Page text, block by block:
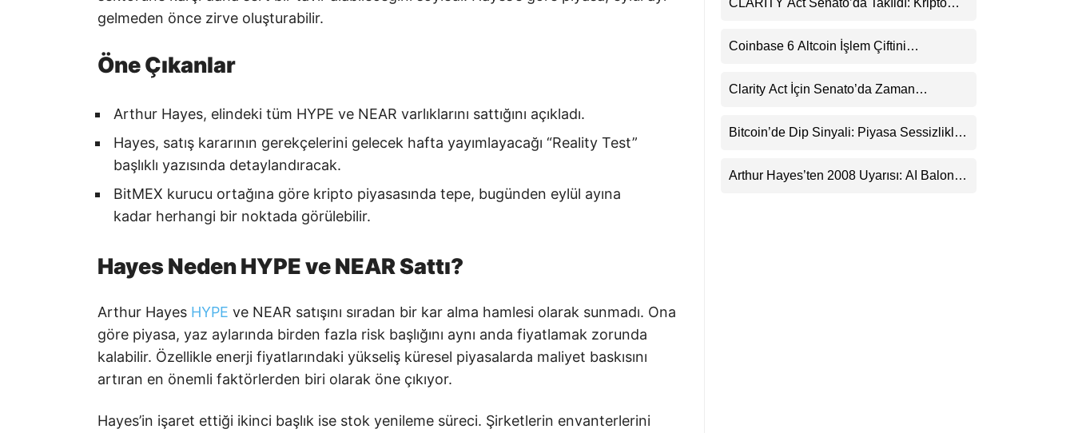
gelmeden önce zirve oluşturabilir.
Öne Çıkanlar
Arthur Hayes, elindeki tüm HYPE ve NEAR varlıklarını sattığını açıkladı.
Hayes, satış kararının gerekçelerini gelecek hafta yayımlayacağı “Reality Test”
başlıklı yazısında detaylandıracak.
BitMEX kurucu ortağına göre kripto piyasasında tepe, bugünden eylül ayına
kadar herhangi bir noktada görülebilir.
Hayes Neden HYPE ve NEAR Sattı?
Arthur Hayes HYPE ve NEAR satışını sıradan bir kar alma hamlesi olarak sunmadı. Ona
göre piyasa, yaz aylarında birden fazla risk başlığını aynı anda fiyatlamak zorunda
kalabilir. Özellikle enerji fiyatlarındaki yükseliş küresel piyasalarda maliyet baskısını
artıran en önemli faktörlerden biri olarak öne çıkıyor.
Hayes’in işaret ettiği ikinci başlık ise stok yenileme süreci. Şirketlerin envanterlerini
Coinbase 6 Altcoin İşlem Çiftini
Clarity Act İçin Senato’da Zaman
Bitcoin’de Dip Sinyali: Piyasa Sessizlikle
Arthur Hayes’ten 2008 Uyarısı: AI Balonu